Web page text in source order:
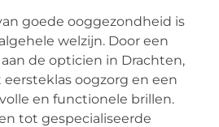
goede ooggezondheid is
welzijn. Door een
de opticien in Drachten,
oogzorg en een
en functionele brillen.
tot gespecialiseerde